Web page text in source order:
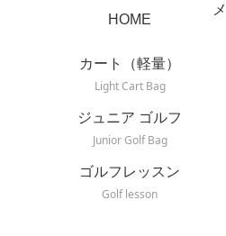
HOME
カート（軽量）
Light Cart Bag
ジュニア ゴルフ
Junior Golf Bag
ゴルフレッスン
Golf lesson